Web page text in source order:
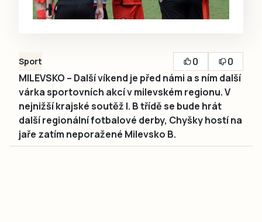
Sport 0
0
MILEVSKO – Další víkend je před námi a s ním další
várka sportovních akcí v milevském regionu. V
nejnižší krajské soutěž I. B třídě se bude hrát
další regionální fotbalové derby, Chyšky hostí na
jaře zatím neporažené Milevsko B.